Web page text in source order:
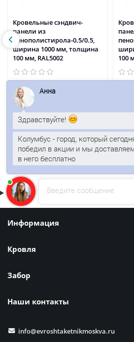
Кровельные сэндвич-
панели из
пенополистирола-0.5/0.5,
ширина 1000 мм, толщина
100 мм, RAL5002
1840р. /м2
В корзину
Быстрый заказ
100
Информация
Кровля
Забор
Наши контакты
info@evroshtaketnikmoskva.ru
Введите сообщение
Анна
Здравствуйте!
Колумбус - город, который
победил в акции и мы
в него бесплатно